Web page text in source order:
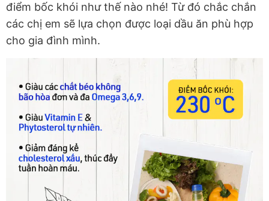
điểm bốc khói như thế nào nhé! Từ đó chắc chắn
các chị em sẽ lựa chọn được loại dầu ăn phù hợp
cho gia đình mình.